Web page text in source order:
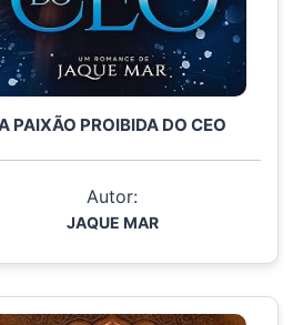
PAIXÃO PROIBIDA DO CEO
Autor:
JAQUE MAR